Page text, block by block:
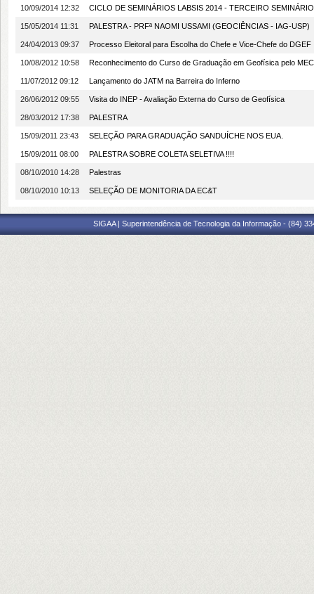
10/09/2014 12:32 CICLO DE SEMINÁRIOS LABSIS 2014 - TERCEIRO SEMINÁRIO
15/05/2014 11:31 PALESTRA - PRFª NAOMI USSAMI (GEOCIÊNCIAS - IAG-USP)
24/04/2013 09:37 Processo Eleitoral para Escolha do Chefe e Vice-Chefe do DGEF
10/08/2012 10:58 Reconhecimento do Curso de Graduação em Geofísica pelo MEC
11/07/2012 09:12 Lançamento do JATM na Barreira do Inferno
26/06/2012 09:55 Visita do INEP - Avaliação Externa do Curso de Geofísica
28/03/2012 17:38 PALESTRA
15/09/2011 23:43 SELEÇÃO PARA GRADUAÇÃO SANDUÍCHE NOS EUA.
15/09/2011 08:00 PALESTRA SOBRE COLETA SELETIVA !!!!
08/10/2010 14:28 Palestras
08/10/2010 10:13 SELEÇÃO DE MONITORIA DA EC&T
SIGAA | Superintendência de Tecnologia da Informação - (84)